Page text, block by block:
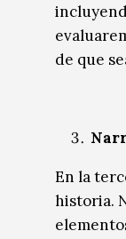
de que
En la
historia.